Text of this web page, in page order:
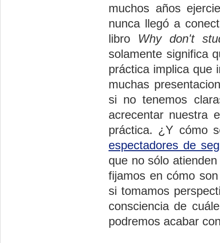
muchos años
nunca llegó a
libro Why don't
solamente significa
práctica implica que
muchas
si no tenemos
acrecentar nuestra
práctica. ¿Y cómo
espectadores de
que no sólo
fijamos en cómo
si tomamos
consciencia de
podremos acabar